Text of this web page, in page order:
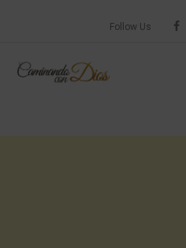
Follow Us